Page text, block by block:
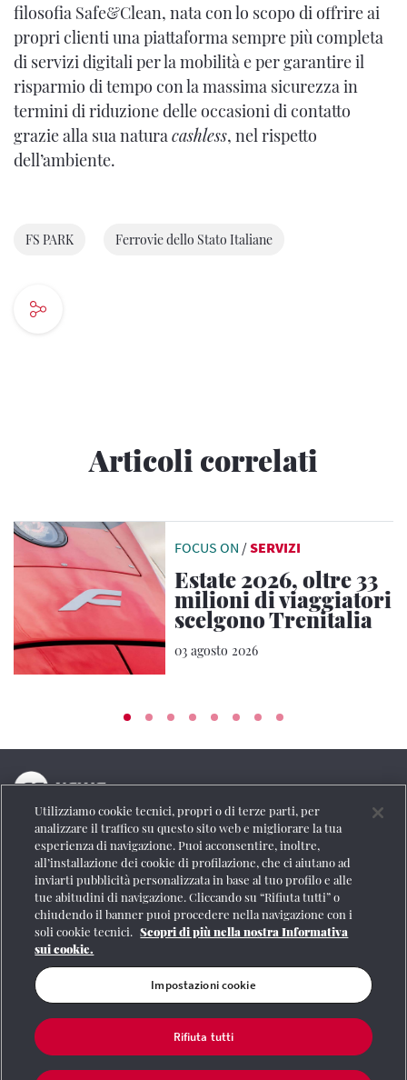
filosofia Safe&Clean, nata con lo scopo di offrire ai
propri clienti una piattaforma sempre più completa
di servizi digitali per la mobilità e per garantire il
risparmio di tempo con la massima sicurezza in
termini di riduzione delle occasioni di contatto
grazie alla sua natura cashless, nel rispetto
dell’ambiente.
FS PARK Ferrovie dello Stato Italiane
Articoli correlati
FOCUS ON /SERVIZI
Estate 2026, oltre 33
milioni di viaggiatori
scelgono Trenitalia
03 agosto 2026
La testata online del Gruppo FS Italiane
Social
Se vuoi contattarci o avere altre informazioni
CONTATTI
Registrazione Tribunale di Roma n° 204/2009
Utilizziamo cookie tecnici, propri o di terze parti, per
analizzare il traffico su questo sito web e migliorare la tua
esperienza di navigazione. Puoi acconsentire, inoltre,
all’installazione dei cookie di profilazione, che ci aiutano ad
inviarti pubblicità personalizzata in base al tuo profilo e alle
tue abitudini di navigazione. Cliccando su “Rifiuta tutti” o
chiudendo il banner puoi procedere nella navigazione con i
soli cookie tecnici. Scopri di più nella nostra Informativa
sui cookie.
Impostazioni cookie
Rifiuta tutti